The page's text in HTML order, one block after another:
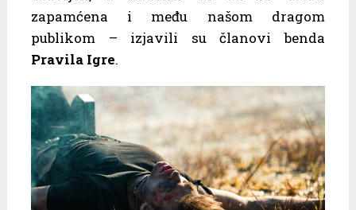
zapamćena i među našom dragom
publikom – izjavili su članovi benda
Pravila Igre.